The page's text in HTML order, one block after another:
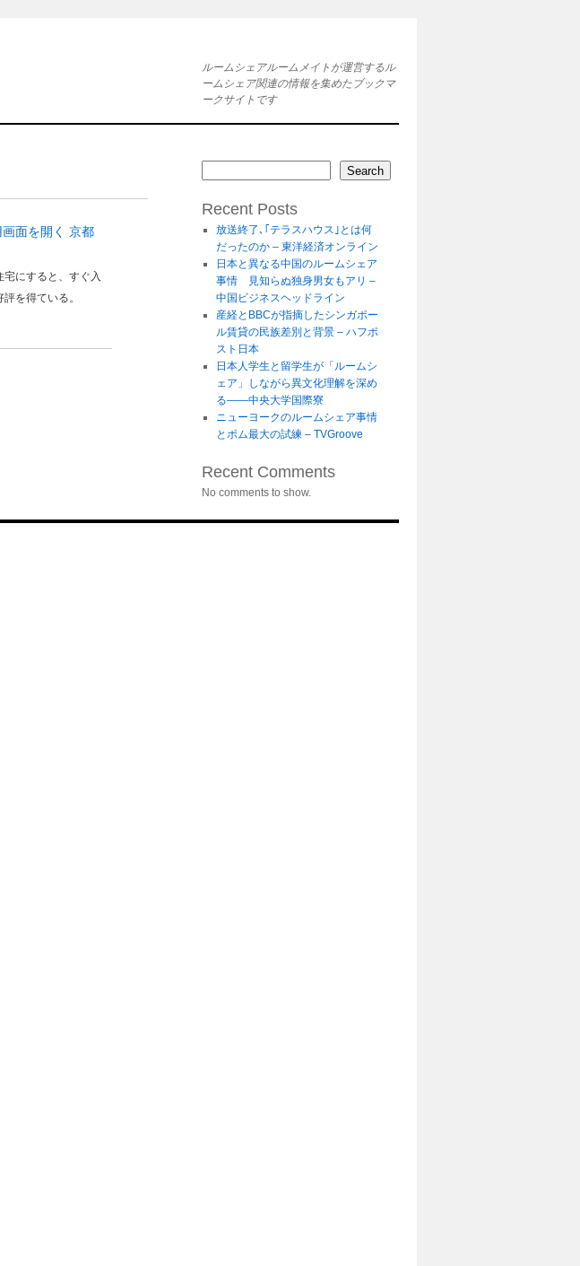
ルームシェアルームメイトが運営するル
ームシェア関連の情報を集めたブックマ
ークサイトです
面を開く 京都
にすると、すぐ入
を得ている。
Search
Recent Posts
放送終了､｢テラスハウス｣とは何
だったのか – 東洋経済オンライン
日本と異なる中国のルームシェア
事情 見知らぬ独身男女もアリ –
中国ビジネスヘッドライン
産経とBBCが指摘したシンガポー
ル賃貸の民族差別と背景 – ハフポ
スト日本
日本人学生と留学生が「ルームシ
ェア」しながら異文化理解を深め
る――中央大学国際寮
ニューヨークのルームシェア事情
とポム最大の試練 – TVGroove
Recent Comments
No comments to show.